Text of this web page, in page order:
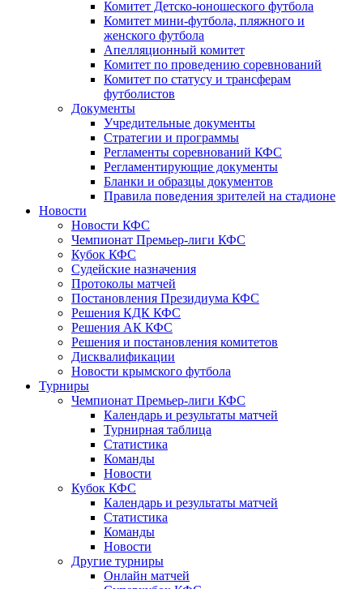
Комитет Детско-юношеского футбола
Комитет мини-футбола, пляжного и
женского футбола
Апелляционный комитет
Комитет по проведению соревнований
Комитет по статусу и трансферам
футболистов
Документы
Учредительные документы
Стратегии и программы
Регламенты соревнований КФС
Регламентирующие документы
Бланки и образцы документов
Правила поведения зрителей на стадионе
Новости
Новости КФС
Чемпионат Премьер-лиги КФС
Кубок КФС
Судейские назначения
Протоколы матчей
Постановления Президиума КФС
Решения КДК КФС
Решения АК КФС
Решения и постановления комитетов
Дисквалификации
Новости крымского футбола
Турниры
Чемпионат Премьер-лиги КФС
Календарь и результаты матчей
Турнирная таблица
Статистика
Команды
Новости
Кубок КФС
Календарь и результаты матчей
Статистика
Команды
Новости
Другие турниры
Онлайн матчей